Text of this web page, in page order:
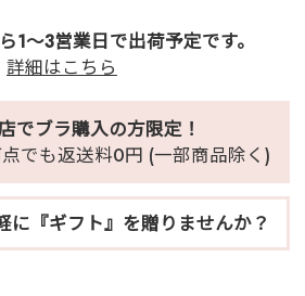
1～3営業日で出荷予定です。
詳細はこちら
でブラ購入の方限定！
でも返送料0円 (一部商品除く)
に『ギフト』を贈りませんか？